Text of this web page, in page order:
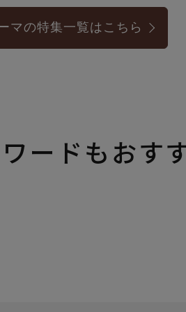
マの特集一覧はこちら
ードもおす